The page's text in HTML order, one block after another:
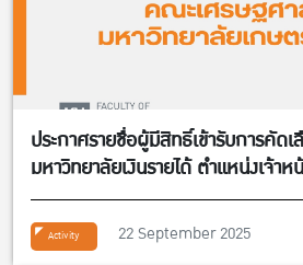
ประกาศรายชื่อผู้มีสิทธิ์เข้ารับการคัด
มหาวิทยาลัยเงินรายได้ ตำแหน่งเจ้าห
จำนวน 1 อัตรา สังกัดศูนย์กิจการนา
เศรษฐศาสตร์
Activity 22 September 2025